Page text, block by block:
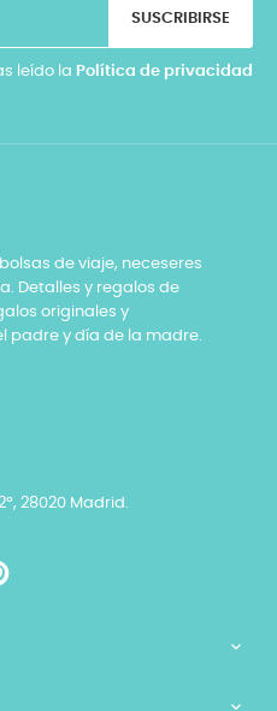
SUSCRIBIRSE
leído la Política de privacidad
de viaje, neceseres
Detalles y regalos de
originales y
padre y día de la madre.
28020 Madrid.
